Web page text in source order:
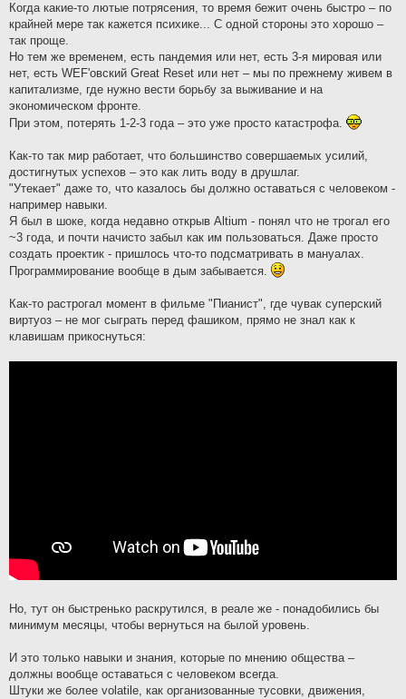
Когда какие-то лютые потрясения, то время бежит очень быстро – по
крайней мере так кажется психике... С одной стороны это хорошо –
так проще.
Но тем же временем, есть пандемия или нет, есть 3-я мировая или
нет, есть WEF'овский Great Reset или нет – мы по прежнему живем в
капитализме, где нужно вести борьбу за выживание и на
экономическом фронте.
При этом, потерять 1-2-3 года – это уже просто катастрофа.
Как-то так мир работает, что большинство совершаемых усилий,
достигнутых успехов – это как лить воду в друшлаг.
"Утекает" даже то, что казалось бы должно оставаться с человеком -
например навыки.
Я был в шоке, когда недавно открыв Altium - понял что не трогал его
~3 года, и почти начисто забыл как им пользоваться. Даже просто
создать проектик - пришлось что-то подсматривать в мануалах.
Программирование вообще в дым забывается.
Как-то растрогал момент в фильме "Пианист", где чувак суперский
виртуоз – не мог сыграть перед фашиком, прямо не знал как к
клавишам прикоснуться:
Но, тут он быстренько раскрутился, в реале же - понадобились бы
минимум месяцы, чтобы вернуться на былой уровень.
И это только навыки и знания, которые по мнению общества –
должны вообще оставаться с человеком всегда.
Штуки же более volatile, как организованные тусовки, движения,